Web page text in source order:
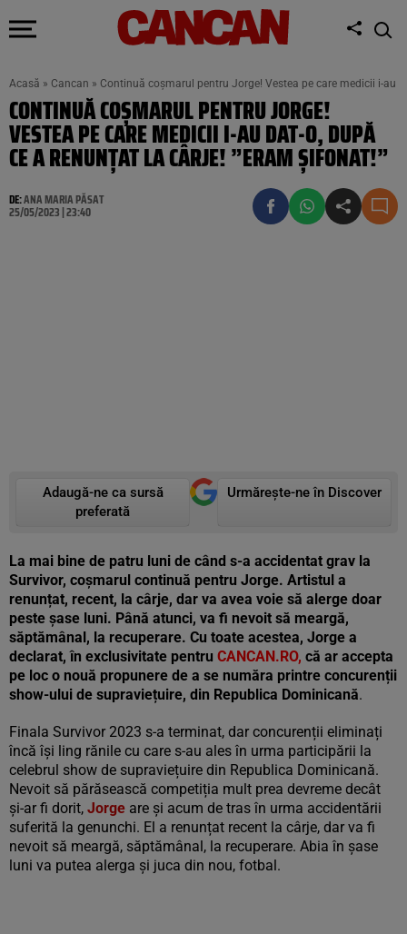
Acasă » Cancan » Continuă coșmarul pentru Jorge! Vestea pe care medicii i-au
CONTINUĂ COȘMARUL PENTRU JORGE!
VESTEA PE CARE MEDICII I-AU DAT-O, DUPĂ
CE A RENUNȚAT LA CÂRJE! ”ERAM ȘIFONAT!”
DE:ANA MARIA PĂSAT
25/05/2023 | 23:40
Adaugă-ne ca sursă
preferată
Urmărește-ne în Discover
La mai bine de patru luni de când s-a accidentat grav la
Survivor, coșmarul continuă pentru Jorge. Artistul a
renunțat, recent, la cârje, dar va avea voie să alerge doar
peste șase luni. Până atunci, va fi nevoit să meargă,
săptămânal, la recuperare. Cu toate acestea, Jorge a
declarat, în exclusivitate pentru CANCAN.RO, că ar accepta
pe loc o nouă propunere de a se număra printre concurenții
show-ului de supraviețuire, din Republica Dominicană.
Finala Survivor 2023 s-a terminat, dar concurenții eliminați
încă își ling rănile cu care s-au ales în urma participării la
celebrul show de supraviețuire din Republica Dominicană.
Nevoit să părăsească competiția mult prea devreme decât
și-ar fi dorit, Jorge are și acum de tras în urma accidentării
suferită la genunchi. El a renunțat recent la cârje, dar va fi
nevoit să meargă, săptămânal, la recuperare. Abia în șase
luni va putea alerga și juca din nou, fotbal.